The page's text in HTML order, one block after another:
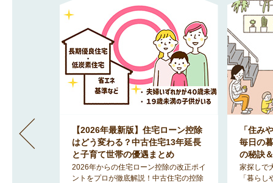
取りが
で明る
【2026年最新版】住宅ローン控除
はどう変わる？中古住宅13年延長
と子育て世帯の優遇まとめ
2026年からの住宅ローン控除の改正ポイ
ントをプロが徹底解説！中古住宅の控除
「住み
毎日の
の秘訣
家探しで
「暮ら